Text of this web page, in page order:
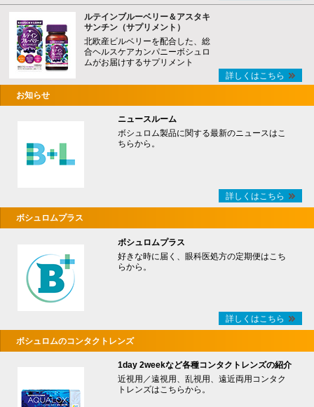
ルテインブルーベリー＆アスタキ
サンチン（サプリメント）
北欧産ビルベリーを配合した、総
合ヘルスケアカンパニーボシュロ
ムがお届けするサプリメント
詳しくはこちら
お知らせ
ニュースルーム
ボシュロム製品に関する最新のニュースはこ
ちらから。
詳しくはこちら
ボシュロムプラス
ボシュロムプラス
好きな時に届く、眼科医処方の定期便はこち
らから。
詳しくはこちら
ボシュロムのコンタクトレンズ
1day 2weekなど各種コンタクトレンズの紹介
近視用／遠視用、乱視用、遠近両用コンタク
トレンズはこちらから。